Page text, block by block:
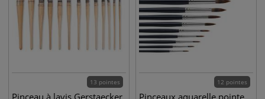
13 pointes
Pinceau à lavis Gerstaecker
12 pointes
Pinceaux aquarelle pointe